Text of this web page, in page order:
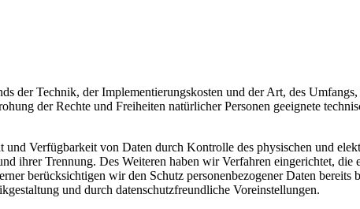
der Technik, der Implementierungskosten und der Art, des
der Rechte und Freiheiten natürlicher Personen geeignete
Verfügbarkeit von Daten durch Kontrolle des physischen und
ihrer Trennung. Des Weiteren haben wir Verfahren eingerichtet,
berücksichtigen wir den Schutz personenbezogener Daten
und durch datenschutzfreundliche Voreinstellungen.